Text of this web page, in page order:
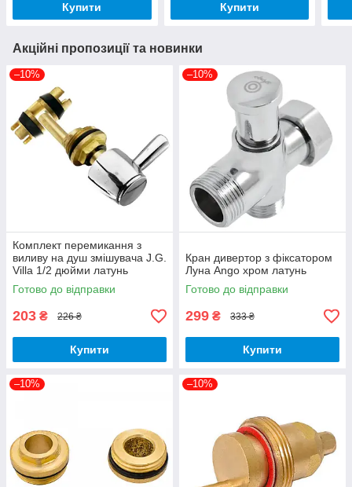
Купити Купити
Акційні пропозиції та новинки
–10%
Комплект перемикання з
виливу на душ змішувача J.G.
Villa 1/2 дюйми латунь
кульовий механізм
Готово до відправки
203 ₴ 226 ₴
Купити
–10%
Кран дивертор з фіксатором
Луна Ango хром латунь
Готово до відправки
299 ₴ 333 ₴
Купити
–10% –10%